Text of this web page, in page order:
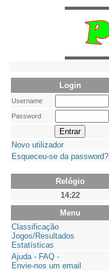
Login
Username
Password
Novo utilizador
Esqueceu-se da password?
Relógio
14:22
Menu
Classificação
Jogos/Resultados
Estatísticas
Ajuda - FAQ -
Envie-nos um email